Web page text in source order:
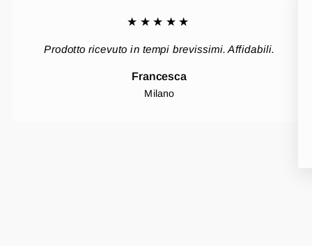
★★★★★
Prodotto ricevuto in tempi brevissimi. Affidabili.
Francesca
Milano